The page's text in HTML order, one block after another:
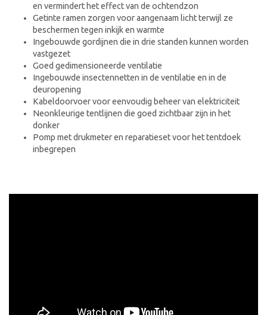
en vermindert het effect van de ochtendzon
Getinte ramen zorgen voor aangenaam licht terwijl ze
beschermen tegen inkijk en warmte
Ingebouwde gordijnen die in drie standen kunnen worden
vastgezet
Goed gedimensioneerde ventilatie
Ingebouwde insectennetten in de ventilatie en in de
deuropening
Kabeldoorvoer voor eenvoudig beheer van elektriciteit
Neonkleurige tentlijnen die goed zichtbaar zijn in het
donker
Pomp met drukmeter en reparatieset voor het tentdoek
inbegrepen